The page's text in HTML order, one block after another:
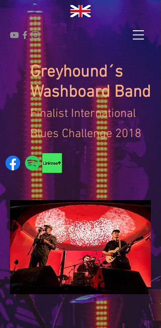
Greyhound´s
Washboard Band
Finalist International
Blues Challenge 2018